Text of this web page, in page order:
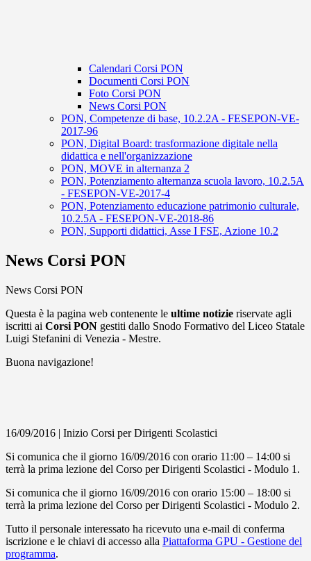
Calendari Corsi PON
Documenti Corsi PON
Foto Corsi PON
News Corsi PON
PON, Competenze di base, 10.2.2A - FESEPON-VE-
2017-96
PON, Digital Board: trasformazione digitale nella
didattica e nell'organizzazione
PON, MOVE in alternanza 2
PON, Potenziamento alternanza scuola lavoro, 10.2.5A
- FESEPON-VE-2017-4
PON, Potenziamento educazione patrimonio culturale,
10.2.5A - FESEPON-VE-2018-86
PON, Supporti didattici, Asse I FSE, Azione 10.2
News Corsi PON
News Corsi PON
Questa è la pagina web contenente le ultime notizie riservate agli
iscritti ai Corsi PON gestiti dallo Snodo Formativo del Liceo Statale
Luigi Stefanini di Venezia - Mestre.
Buona navigazione!
16/09/2016 | Inizio Corsi per Dirigenti Scolastici
Si comunica che il giorno 16/09/2016 con orario 11:00 – 14:00 si
terrà la prima lezione del Corso per Dirigenti Scolastici - Modulo 1.
Si comunica che il giorno 16/09/2016 con orario 15:00 – 18:00 si
terrà la prima lezione del Corso per Dirigenti Scolastici - Modulo 2.
Tutto il personale interessato ha ricevuto una e-mail di conferma
iscrizione e le chiavi di accesso alla Piattaforma GPU - Gestione del
programma.